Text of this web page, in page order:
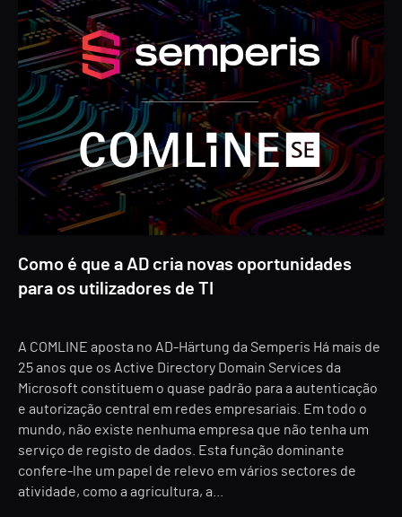
Como é que a AD cria novas oportunidades
para os utilizadores de TI
A COMLINE aposta no AD-Härtung da Semperis Há mais de
25 anos que os Active Directory Domain Services da
Microsoft constituem o quase padrão para a autenticação
e autorização central em redes empresariais. Em todo o
mundo, não existe nenhuma empresa que não tenha um
serviço de registo de dados. Esta função dominante
confere-lhe um papel de relevo em vários sectores de
atividade, como a agricultura, a...